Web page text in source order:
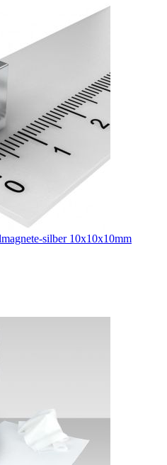
silber 10x10x10mm